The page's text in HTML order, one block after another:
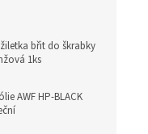
břit do škrabky
1ks
AWF HP-BLACK